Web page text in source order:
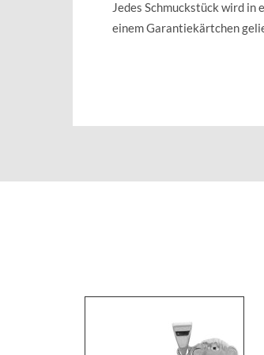
Jedes Schmuckstück wird in
einem Garantiekärtchen